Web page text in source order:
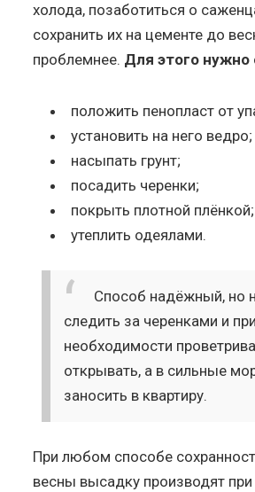
холода, позаботиться о
сохранить их на цементе до
проблемнее. Для этого
положить пенопласт от
установить на него ведро;
насыпать грунт;
посадить черенки;
покрыть плотной плёнкой;
утеплить одеялами.
Способ надёжный, но
следить за черенками и при
необходимости
открывать, а в сильные
заносить в квартиру.
При любом способе
весны высадку производят при